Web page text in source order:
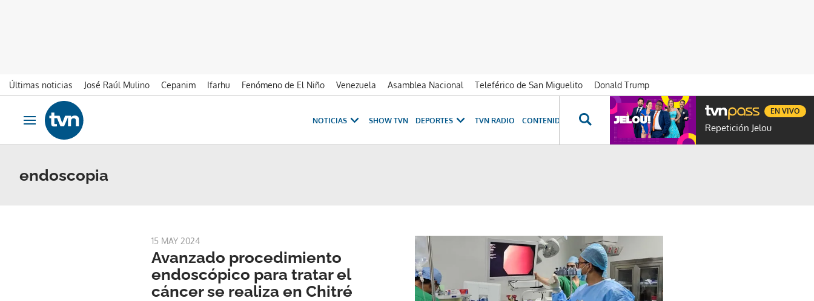
Últimas noticias José Raúl Mulino Cepanim Ifarhu Fenómeno de El Niño Venezuela Asamblea Nacional Teleférico de San Miguelito
Donald Trump
Ir al contenido
Obrir navegació
NOTICIAS SHOW TVN DEPORTES TVN RADIO CONTENIDOS ESPECIALES NOVELAS PROGRAMAS GENTE TVN
Repetición Jelou
EN VIVO
endoscopia
15 MAY 2024
Avanzado procedimiento
endoscópico para tratar el
cáncer se realiza en Chitré